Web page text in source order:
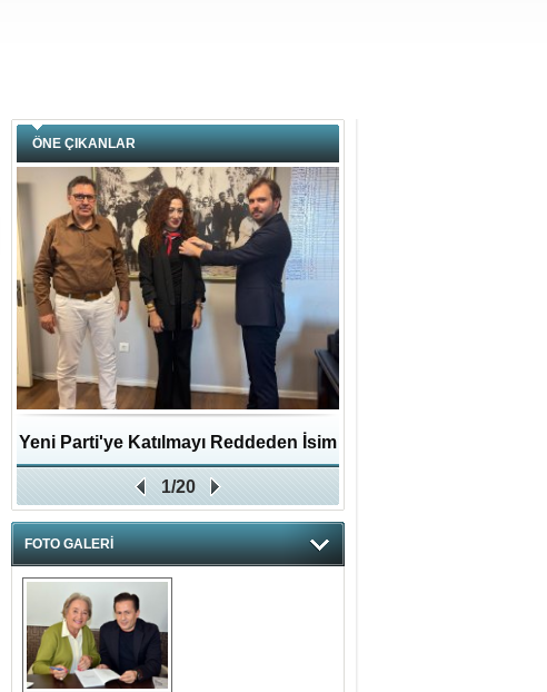
ÖNE ÇIKANLAR
Yeni Parti'ye Katılmayı Reddeden İsim
Zafer Partisi'ne katıldı
1/20
FOTO GALERİ